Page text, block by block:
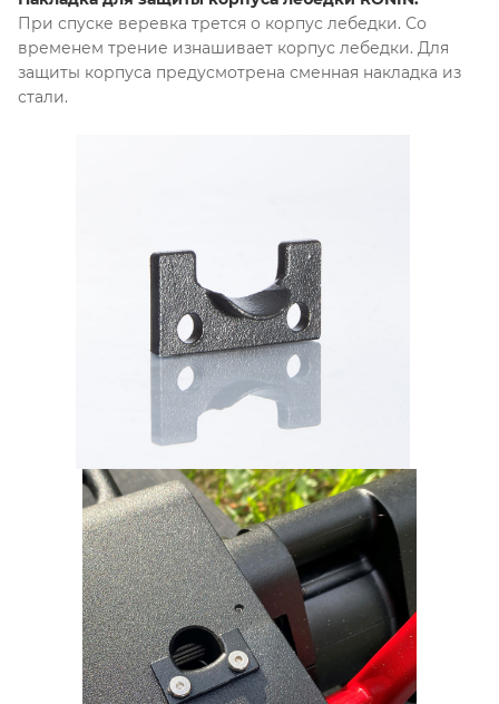
При спуске веревка трется о корпус лебедки. Со
временем трение изнашивает корпус лебедки. Для
защиты корпуса предусмотрена сменная накладка из
стали.